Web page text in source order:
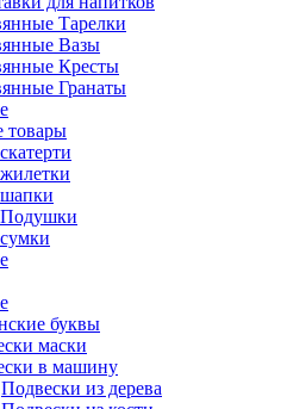
Тарелки
Вазы
Кресты
Гранаты
товары
буквы
маски
в машину
Подвески из дерева